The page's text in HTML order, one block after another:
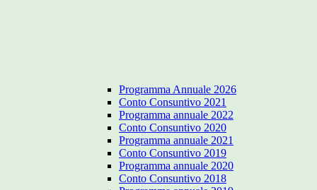
Programma Annuale 2026
Conto Consuntivo 2021
Programma annuale 2022
Conto Consuntivo 2020
Programma annuale 2021
Conto Consuntivo 2019
Programma annuale 2020
Conto Consuntivo 2018